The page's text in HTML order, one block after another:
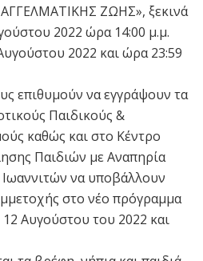
ΖΩΗΣ», ξεκινά
2022 ώρα 14:00 μ.μ.
2022 και ώρα 23:59
επιθυμούν να εγγράψουν τα
Παιδικούς &
καθώς και στο Κέντρο
Παιδιών με Αναπηρία
να υποβάλλουν
στο νέο πρόγραμμα
Αυγούστου του 2022 και